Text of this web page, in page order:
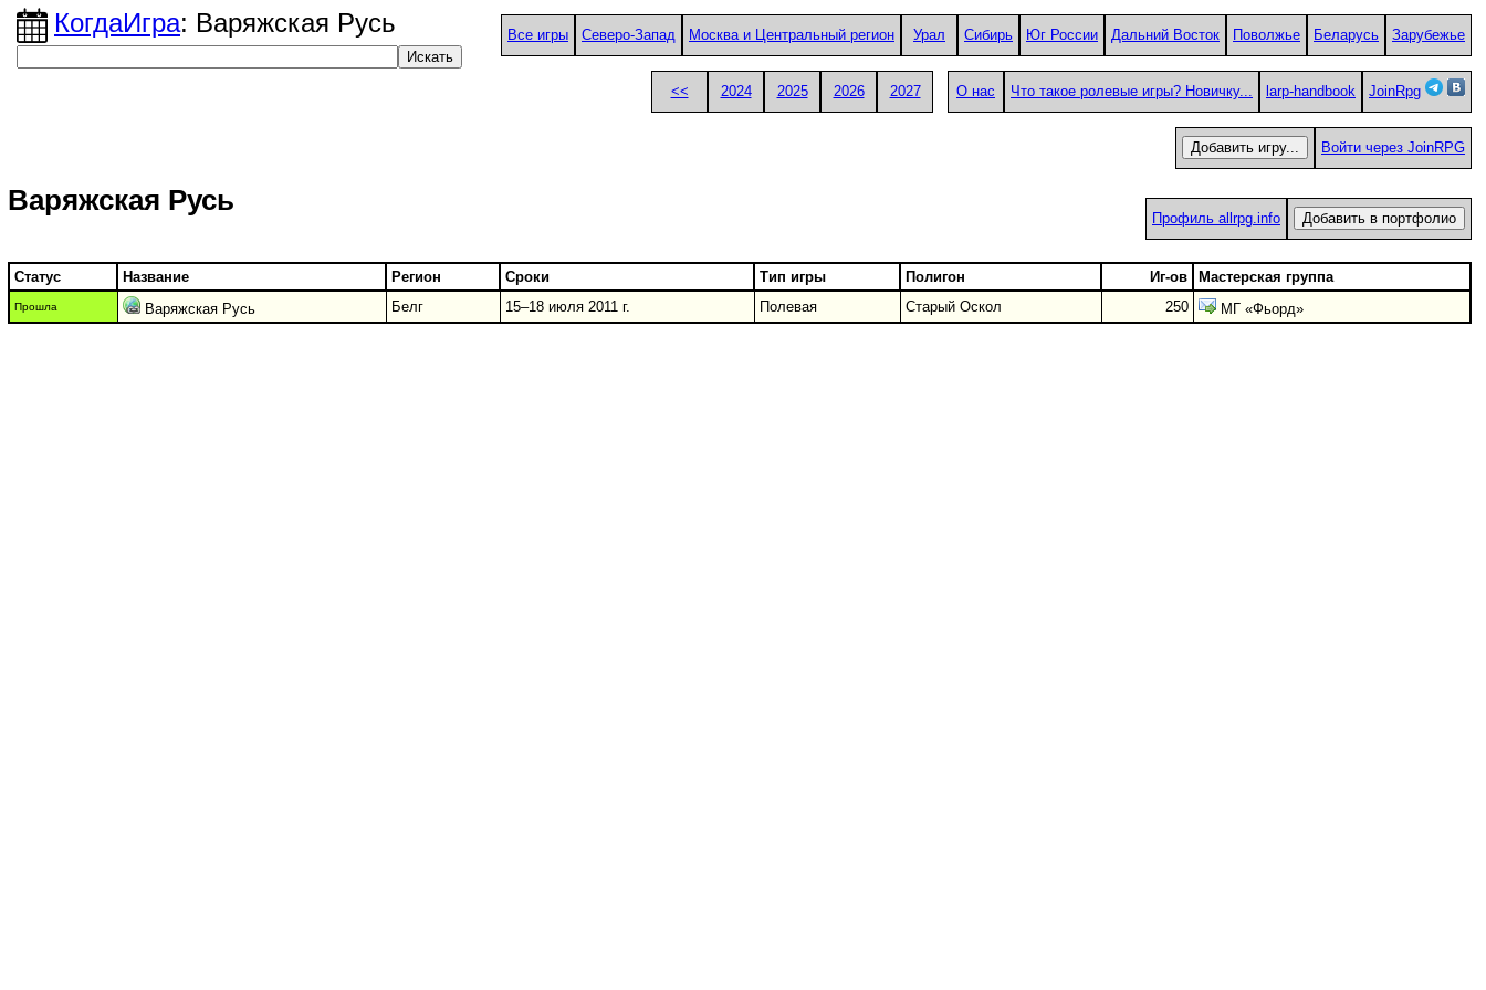
КогдаИгра: Варяжская Русь Все игры Северо-Запад Москва и Центральный регион Урал Сибирь Юг России Дальний Восток Поволжье Беларусь Зарубежье
<< 2024 2025 2026 2027 О нас Что такое ролевые игры? Новичку... larp-handbook JoinRpg
Войти через JoinRPG
Варяжская Русь
Профиль allrpg.info
Статус Название Регион Сроки Тип игры Полигон Иг-ов Мастерская группа
Прошла Варяжская Русь Белг 15–18 июля 2011 г. Полевая Старый Оскол 250 МГ «Фьорд»